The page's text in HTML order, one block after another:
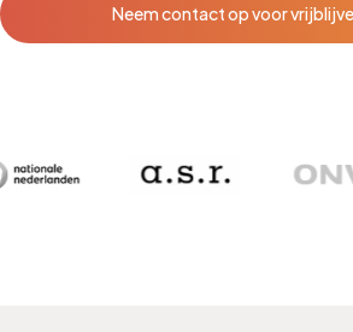
Neem contact op voor